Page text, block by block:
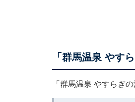
「群馬温泉 やす
「群馬温泉 やすらぎ